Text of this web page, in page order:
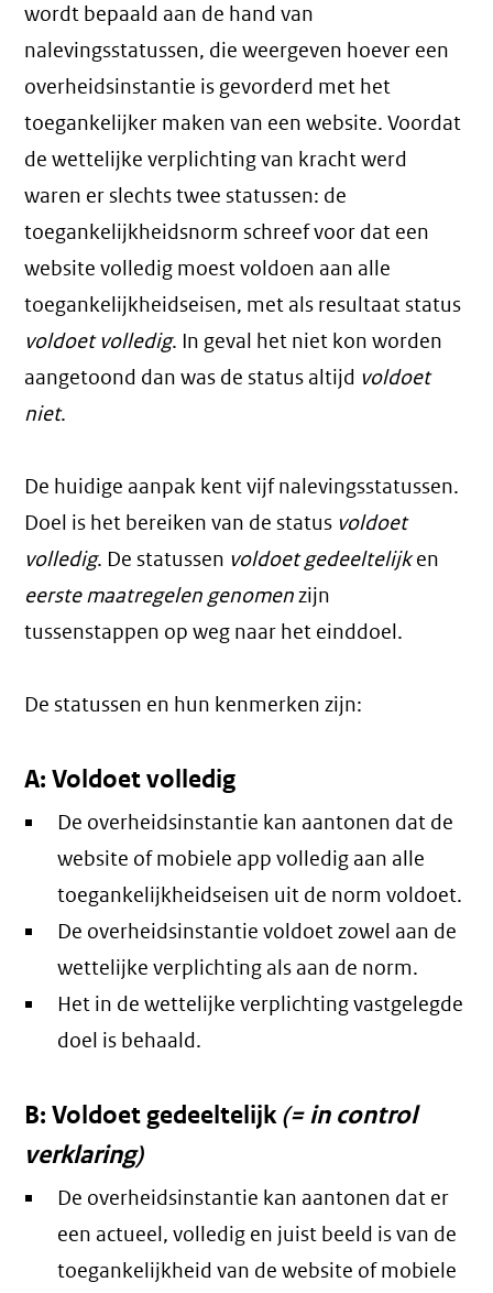
wordt bepaald aan de hand van
nalevingsstatussen, die weergeven hoever een
overheidsinstantie is gevorderd met het
toegankelijker maken van een website. Voordat
de wettelijke verplichting van kracht werd
waren er slechts twee statussen: de
toegankelijkheidsnorm schreef voor dat een
website volledig moest voldoen aan alle
toegankelijkheidseisen, met als resultaat status
voldoet volledig. In geval het niet kon worden
aangetoond dan was de status altijd voldoet
niet.
De huidige aanpak kent vijf nalevingsstatussen.
Doel is het bereiken van de status voldoet
volledig. De statussen voldoet gedeeltelijken
eerste maatregelen genomenzijn
tussenstappen op weg naar het einddoel.
De statussen en hun kenmerken zijn:
A: Voldoet volledig
De overheidsinstantie kan aantonen dat de
website of mobiele app volledig aan alle
toegankelijkheidseisen uit de norm voldoet.
De overheidsinstantie voldoet zowel aan de
wettelijke verplichting als aan de norm.
Het in de wettelijke verplichting vastgelegde
doel is behaald.
B: Voldoet gedeeltelijk(= in control
verklaring)
De overheidsinstantie kan aantonen dat er
een actueel, volledig en juist beeld is van de
toegankelijkheid van de website of mobiele